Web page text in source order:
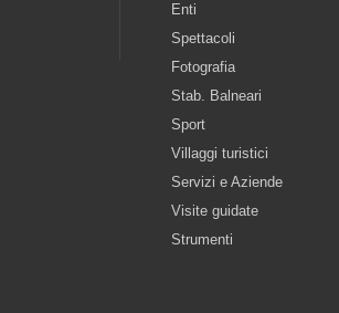
Enti
Spettacoli
Fotografia
Stab. Balneari
Sport
Villaggi turistici
Servizi e Aziende
Visite guidate
Strumenti